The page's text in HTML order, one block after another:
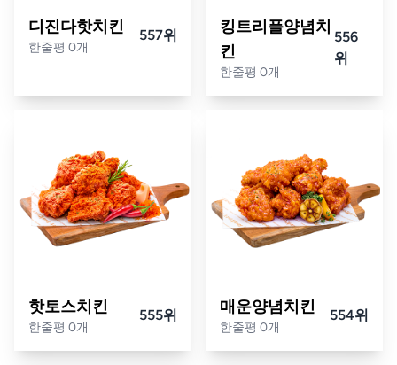
디진다핫치킨
한줄평 0개
557위
킹트리플양념치
킨
한줄평 0개
556
위
핫토스치킨
한줄평 0개
555위 매운양념치킨
한줄평 0개
554위